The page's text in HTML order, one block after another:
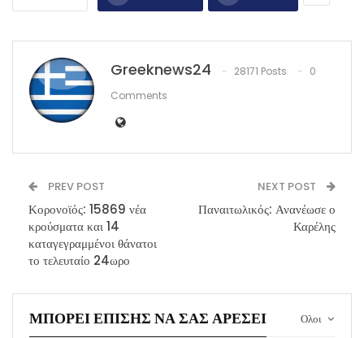
Greeknews24 28171 Posts
0
Comments
PREV POST
Κορονοϊός: 15869 νέα
κρούσματα και 14
καταγεγραμμένοι θάνατοι
το τελευταίο 24ωρο
NEXT POST
Παναιτωλικός: Ανανέωσε ο
Καρέλης
Ολοι
ΜΠΟΡΕΊ ΕΠΊΣΗΣ ΝΑ ΣΑΣ ΑΡΈΣΕΙ